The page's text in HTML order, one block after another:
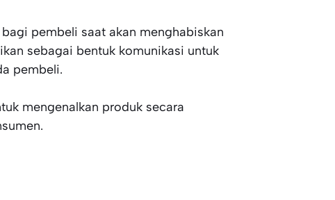
pembeli saat akan menghabiskan
sebagai bentuk komunikasi untuk
pembeli.
mengenalkan produk secara